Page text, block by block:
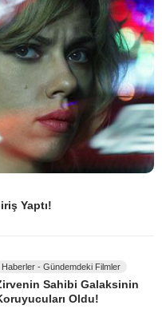
Yaptı!
Haberler - Gündemdeki Filmler
Sahibi Galaksinin
Oldu!